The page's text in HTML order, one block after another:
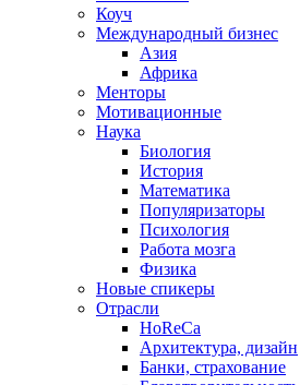
Коуч
Международный бизнес
Азия
Африка
Менторы
Мотивационные
Наука
Биология
История
Математика
Популяризаторы
Психология
Работа мозга
Физика
Новые спикеры
Отрасли
HoReCa
Архитектура, дизайн
Банки, страхование